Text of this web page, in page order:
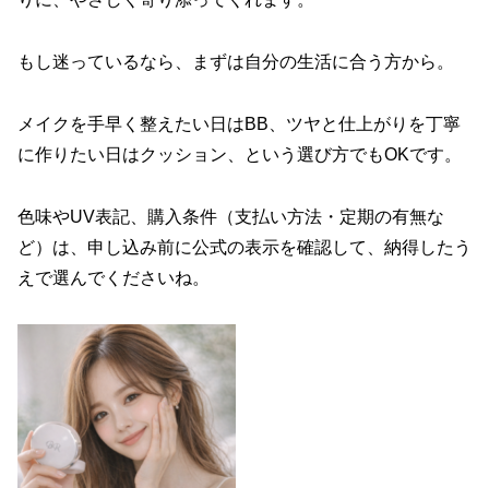
もし迷っているなら、まずは自分の生活に合う方から。
メイクを手早く整えたい日はBB、ツヤと仕上がりを丁寧
に作りたい日はクッション、という選び方でもOKです。
色味やUV表記、購入条件（支払い方法・定期の有無な
ど）は、申し込み前に公式の表示を確認して、納得したう
えで選んでくださいね。